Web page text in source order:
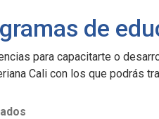
de
para capacitarte o
Cali con los que podrás